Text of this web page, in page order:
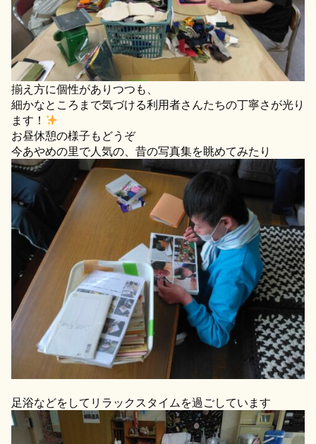
揃え方に個性がありつつも、
細かなところまで気づける利用者さんたちの丁寧さが光り
ます！
お昼休憩の様子もどうぞ
今あやめの里で人気の、昔の写真集を眺めてみたり
足浴などをしてリラックスタイムを過ごしています